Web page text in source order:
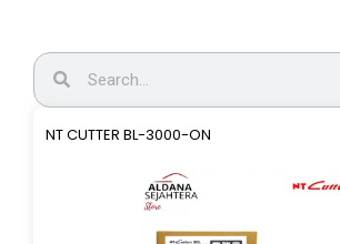
NT CUTTER BL-3000-ON